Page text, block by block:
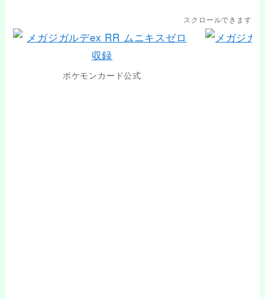
スクロールできます
ポケモンカード公式